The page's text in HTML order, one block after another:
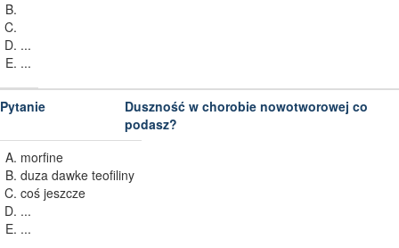
...
...
Duszność w chorobie nowotworowej co
podasz?
morfine
duza dawke teofiliny
coś jeszcze
...
...